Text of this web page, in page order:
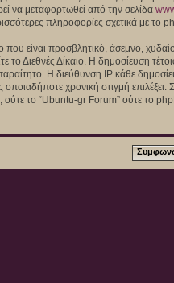
να μεταφορτωθεί από την σελίδα
πληροφορίες σχετικά με το
είναι προσβλητικό, άσεμνο,
το Διεθνές Δίκαιο. Η δημοσίευση
Η διεύθυνση IP κάθε
οποιαδήποτε χρονική στιγμή
το “Ubuntu-gr Forum” ούτε το